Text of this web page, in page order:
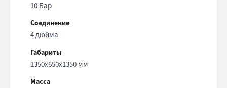
10 Бар
Соединение
4 дюйма
Габариты
1350x650x1350 мм
Масса